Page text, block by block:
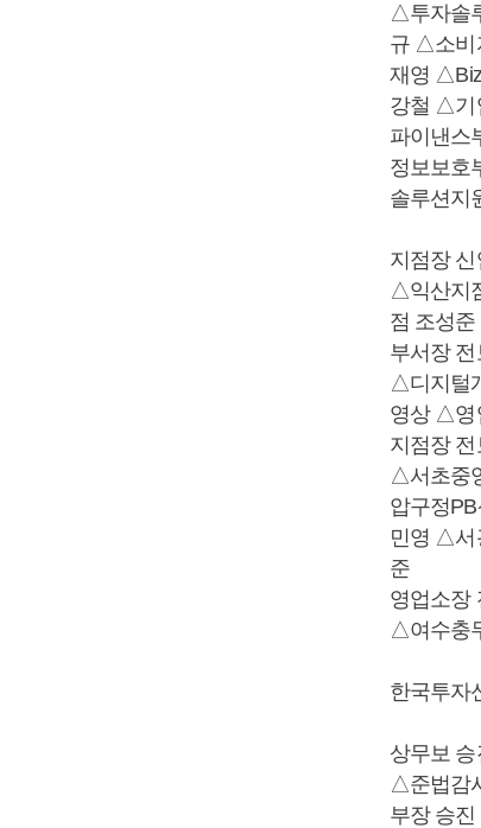
△투자솔
규 △소비
재영
강철 △기
파이낸스
정보보호
솔루션지
지점장 신
△익산지
점 조성
부서장 전
△디지털
영상 △영
지점장 전
△서초중
압구정
민영 △서
준
영업소장
△여수충
한국투자
상무보 승
△준법감
부장 승진